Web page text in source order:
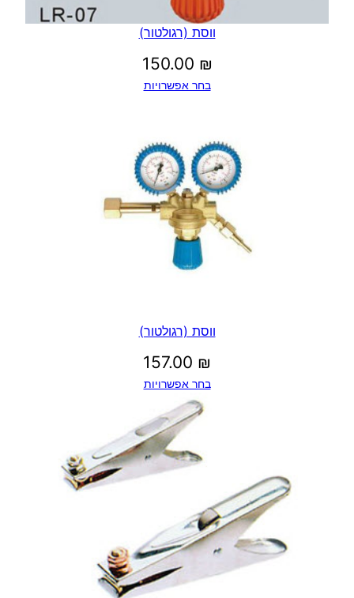
ווסת (רגולטור)
150.00 ₪
בחר אפשרויות
ווסת (רגולטור)
157.00 ₪
בחר אפשרויות